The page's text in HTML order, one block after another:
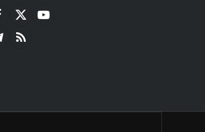
X
(Twitter)
YouTube
RSS